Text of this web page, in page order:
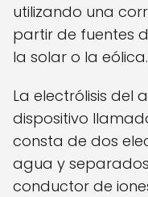
utilizando una
partir de fuentes
la solar o la eólica.
La electrólisis del
dispositivo
consta de dos
agua y
conductor de